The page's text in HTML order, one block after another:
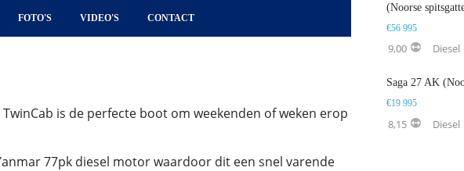
FOTO'S VIDEO'S CONTACT
is de perfecte boot om weekenden of weken erop
77pk diesel motor waardoor dit een snel varende
(Noorse
€56 995
9,00 Diesel
Saga 27 AK
€19 995
8,15 Diesel